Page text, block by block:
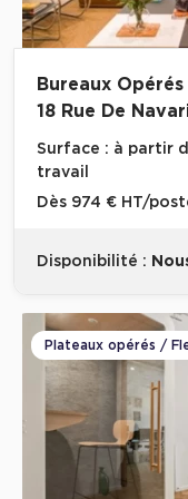
Bureaux Opérés
18 Rue De
Surface : à partir
travail
Dès 974 € HT/
Disponibilité :
Plateaux opérés /